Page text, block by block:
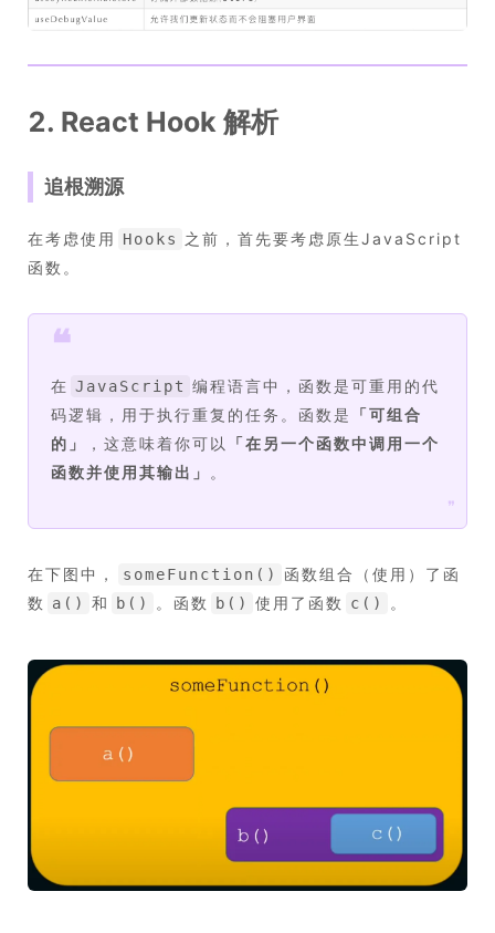
2. React Hook 解析
追根溯源
在考虑使用 Hooks
之前，首先要考虑原生JavaScript
函数。
❝
在 JavaScript 编程语言中，函数是可重用的代
码逻辑，用于执行重复的任务。函数是
「可组合
的 」 ，这意味着你可以 「在另一个函数中调用一个
函数并使用其输出 」 。
❞
在下图中， someFunction()
函数组合（使用）了函
数
a() 和 b() 。函数 b() 使用了函数 c() 。